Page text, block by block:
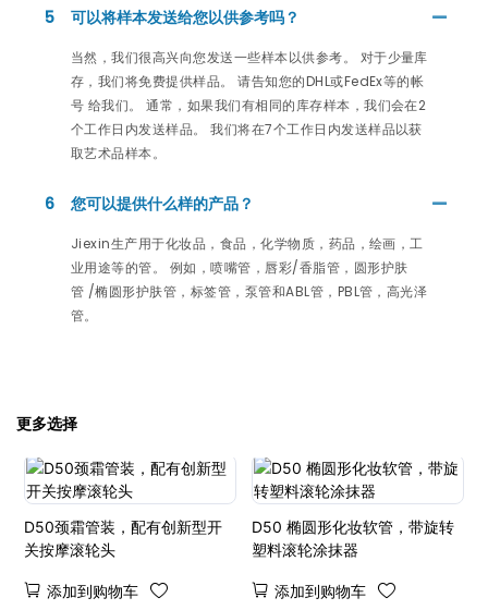
5 可以将样本发送给您以供参考吗？
当然，我们很高兴向您发送一些样本以供参考。 对于少量库
存，我们将免费提供样品。 请告知您的DHL或FedEx等的帐
号 给我们。 通常，如果我们有相同的库存样本，我们会在2
个工作日内发送样品。 我们将在7个工作日内发送样品以获
取艺术品样本。
6 您可以提供什么样的产品？
Jiexin生产用于化妆品，食品，化学物质，药品，绘画，工
业用途等的管。 例如，喷嘴管，唇彩/香脂管，圆形护肤
管 /椭圆形护肤管，标签管，泵管和ABL管，PBL管，高光泽
管。
更多选择
D50颈霜管装，配有创新型开
关按摩滚轮头
添加到购物车
D50 椭圆形化妆软管，带旋转
塑料滚轮涂抹器
添加到购物车